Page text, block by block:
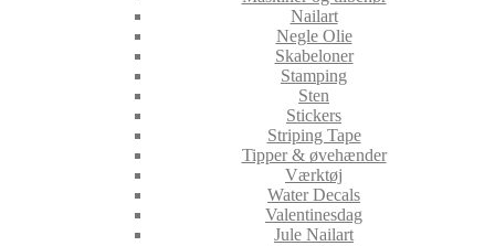
Nailart
Negle Olie
Skabeloner
Stamping
Sten
Stickers
Striping Tape
Tipper & øvehænder
Værktøj
Water Decals
Valentinesdag
Jule Nailart